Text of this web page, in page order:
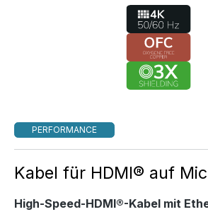
PERFORMANCE
Kabel für HDMI® auf
High-Speed-HDMI®-Kabel mit